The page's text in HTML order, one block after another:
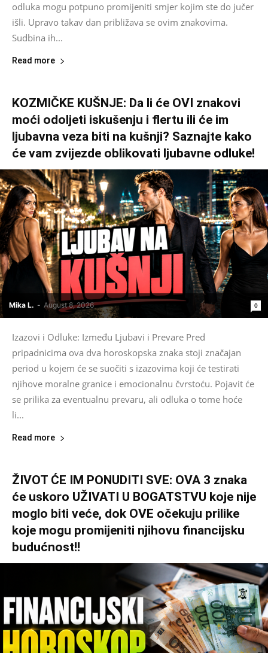
odluka mogu potpuno promijeniti smjer kojim ste do jučer
išli. Upravo takav dan približava se ovim znakovima.
Sudbina ih...
Read more
KOZMIČKE KUŠNJE: Da li će OVI znakovi
moći odoljeti iskušenju i flertu ili će im
ljubavna veza biti na kušnji? Saznajte kako
će vam zvijezde oblikovati ljubavne odluke!
Mika L. - August 8, 2026 0
Izazovi i Odluke: Između Ljubavi i Prevare Pred
pripadnicima ova dva horoskopska znaka stoji značajan
period u kojem će se suočiti s izazovima koji će testirati
njihove moralne granice i emocionalnu čvrstoću. Pojavit će
se prilika za eventualnu prevaru, ali odluka o tome hoće
li...
Read more
ŽIVOT ĆE IM PONUDITI SVE: OVA 3 znaka
će uskoro UŽIVATI U BOGATSTVU koje nije
moglo biti veće, dok OVE očekuju prilike
koje mogu promijeniti njihovu financijsku
budućnost!!